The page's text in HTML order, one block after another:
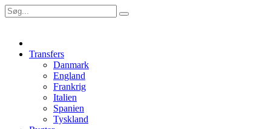
Transfers
Danmark
England
Frankrig
Italien
Spanien
Tyskland